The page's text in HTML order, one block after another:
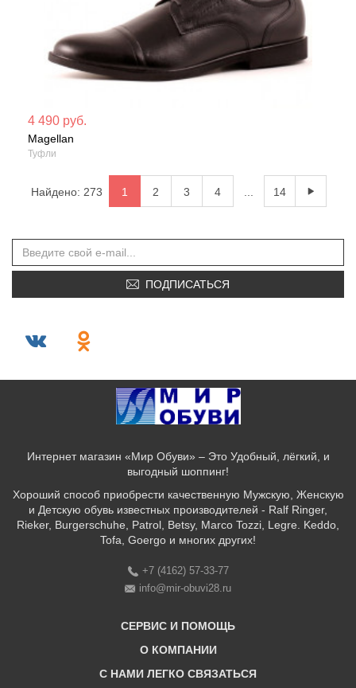
4 490 руб.
Magellan
Туфли
Найдено: 273 1 2 3 4 14
ПОДПИСАТЬСЯ
Интернет магазин «Мир Обуви» – Это Удобный, лёгкий, и
выгодный шоппинг!
Хороший способ приобрести качественную Мужскую, Женскую
и Детскую обувь известных производителей - Ralf Ringer,
Rieker, Burgerschuhe, Patrol, Betsy, Marco Tozzi, Legre. Keddo,
Tofa, Goergo и многих других!
+7 (4162) 57-33-77
info@mir-obuvi28.ru
СЕРВИС И ПОМОЩЬ
Бонусная программа
О КОМПАНИИ
C НАМИ ЛЕГКО СВЯЗАТЬСЯ